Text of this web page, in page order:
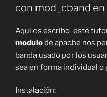
con mod_cband
Aqui os escribo este
modulode apache nos
banda usado por los
sea en forma individual o
Instalación: